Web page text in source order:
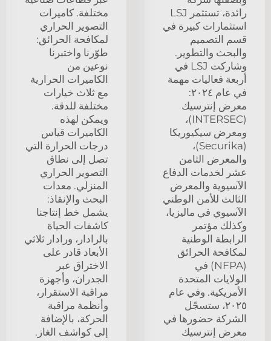
رائدة، تستثمر LSJ
استثمارات كبيرة في
قسم التصميم
والبحث والتطوير.
وشاركت LSJ في
أربعة فعاليات مهمة
في عام ٢٠٢٤:
معرض إنترسيك
(INTERSEC)،
ومعرض سيكيوريكا
(Securika)،
والمعرض الثامن
عشر لخدمات الدفاع
الآسيوية والمعرض
الثالث للأمن الوطني
الآسيوي في ماليزيا،
وكذلك مؤتمر
الرابطة الوطنية
لمكافحة الحرائق
(NFPA) في
الولايات المتحدة
الأمريكية. وفي عام
٢٠٢٥، ستسجّل
الشركة حضورها في
معرض إنترسيك
مختلفة. كاميرات
التصوير الحراري
لمكافحة الحرائق:
طوّرنا واختبرنا
نوعين من
الكاميرات الحرارية
مع ثلاث خيارات
مختلفة للدقة.
ويمكن لهذه
الكاميرات قياس
درجات الحرارة التي
تصل إلى نطاق
التصوير الحراري
المنزلي. معدات
البحث والإنقاذ:
يشمل خط إنتاجنا
كاشفات الحياة
بالرادار، ورادار ثلاثي
الأبعاد قادر على
الاختراق عبر
الجدران، وأجهزة
مراقبة الاستقرار،
وأنظمة مراقبة
الحركة، بالإضافة
إلى كواشف الغاز.